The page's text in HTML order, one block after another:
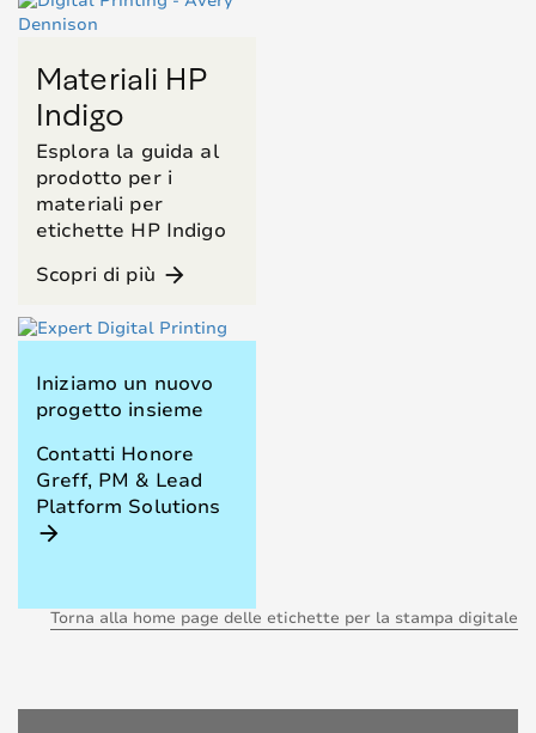
Materiali HP
Indigo
Esplora la guida al
prodotto per i
materiali per
etichette HP Indigo
Scopri di più arrow_forward
Iniziamo un nuovo
progetto insieme
Contatti Honore
Greff, PM & Lead
Platform Solutions
arrow_forward
Torna alla home page delle etichette per la stampa digitale